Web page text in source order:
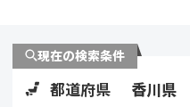
現在の検索条件
都道府県 香川県